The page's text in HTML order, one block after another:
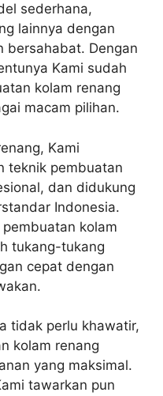
sederhana,
lainnya dengan
bersahabat. Dengan
Kami sudah
kolam renang
macam pilihan.
Kami
teknik pembuatan
dan didukung
Indonesia.
kolam
tukang-tukang
cepat dengan
tidak perlu khawatir,
kolam renang
yang maksimal.
tawarkan pun